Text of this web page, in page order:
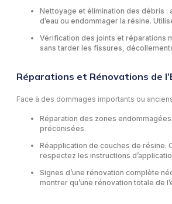
Nettoyage et élimination des débris
d’eau ou endommager la résine.
Vérification des joints et réparations
sans tarder les fissures,
Réparations et Rénovations de
Face à des dommages importants ou
Réparation des zones
préconisées.
Réapplication de couches de résine.
respectez les instructions
Signes d’une rénovation complète
montrer qu’une rénovation totale de